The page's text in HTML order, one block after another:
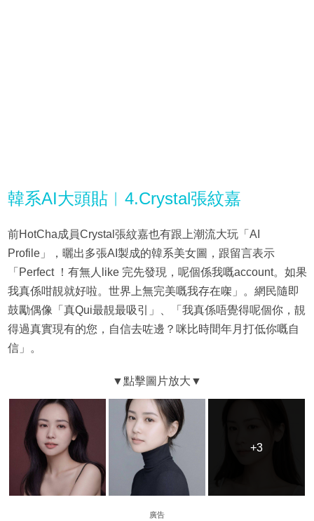
韓系AI大頭貼︳4.Crystal張紋嘉
前HotCha成員Crystal張紋嘉也有跟上潮流大玩「AI
Profile」，曬出多張AI製成的韓系美女圖，跟留言表示
「Perfect ！有無人like 完先發現，呢個係我嘅account。如果
我真係咁靚就好啦。世界上無完美嘅我存在㗎」。網民隨即
鼓勵偶像「真Qui最靚最吸引」、「我真係唔覺得呢個你，靚
得過真實現有的您，自信去咗邊？咪比時間年月打低你嘅自
信」。
+3
+3
廣告